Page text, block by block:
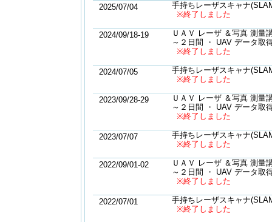
2025/07/04
手持ちレーザスキャナ
※終了しました
2024/09/18-19
ＵＡＶ レーザ ＆写真 測量
～２日間 ・ UAV データ取
※終了しました
2024/07/05
手持ちレーザスキャナ
※終了しました
2023/09/28-29
ＵＡＶ レーザ ＆写真 測量
～２日間 ・ UAV データ取
※終了しました
2023/07/07
手持ちレーザスキャナ
※終了しました
2022/09/01-02
ＵＡＶ レーザ ＆写真 測量
～２日間 ・ UAV データ取
※終了しました
2022/07/01
手持ちレーザスキャナ
※終了しました